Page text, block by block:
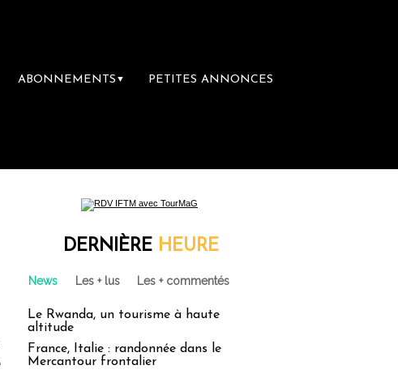
ABONNEMENTS ▼ PETITES ANNONCES
DERNIÈRE HEURE
News Les + lus Les + commentés
Le Rwanda, un tourisme à haute
altitude
France, Italie : randonnée dans le
Mercantour frontalier